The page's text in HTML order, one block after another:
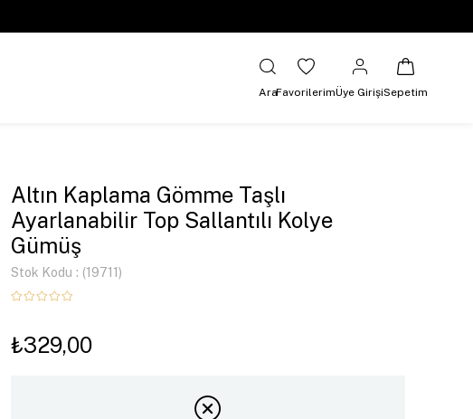
AraFavorilerimÜye GirişiSepetim
Altın Kaplama Gömme Taşlı
Ayarlanabilir Top Sallantılı Kolye
Gümüş
Stok Kodu (19711)
₺329,00